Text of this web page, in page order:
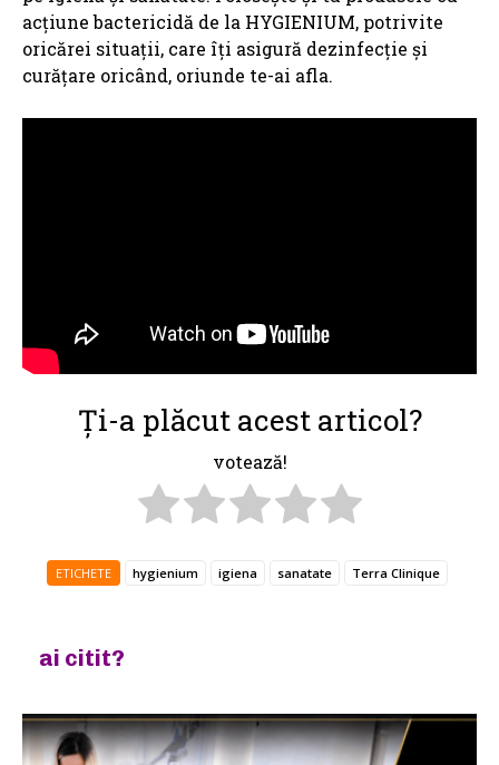
acțiune bactericidă de la HYGIENIUM, potrivite
oricărei situații, care îți asigură dezinfecție și
curățare oricând, oriunde te-ai afla.
Ți-a plăcut acest articol?
votează!
ETICHETE hygienium igiena sanatate Terra Clinique
ai citit?